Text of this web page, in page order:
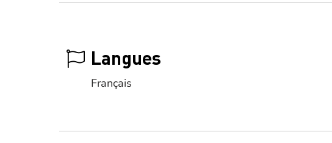
Langues
Français